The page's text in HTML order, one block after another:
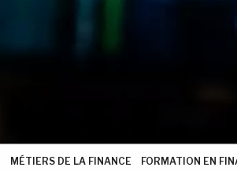
MÉTIERS DE LA FINANCE FORMATION EN